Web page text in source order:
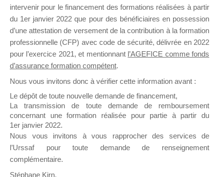
Ce groupe est destiné aux Organismes de
Formation qui souhaitent répondre à l’Appel à
Propositions Mallette du Dirigeant.
Ce groupe propose un forum dédié au support
sur lequel il est possible de laisser un message
ou poser une question.
NB : Il est nécessaire d’être
pouvoir rejoindre ce groupe
intervenir pour le financement des formations réalisées à partir
du 1er janvier 2022 que pour des bénéficiaires en possession
d’une attestation de versement de la contribution à la formation
professionnelle (CFP) avec code de sécurité, délivrée en 2022
pour l’exercice 2021, et mentionnant l’AGEFICE comme fonds
d’assurance formation compétent.
Nous vous invitons donc à vérifier cette information avant :
Le dépôt de toute nouvelle demande de financement,
La transmission de toute demande de remboursement
concernant une formation réalisée pour partie à partir du
1er janvier 2022.
Nous vous invitons à vous rapprocher des services de
l’Urssaf pour toute demande de renseignement
complémentaire.
Stéphane Kirn,